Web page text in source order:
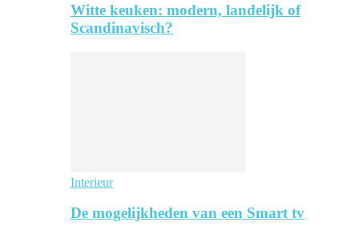
Witte keuken: modern, landelijk of
Scandinavisch?
Interieur
De mogelijkheden van een Smart tv